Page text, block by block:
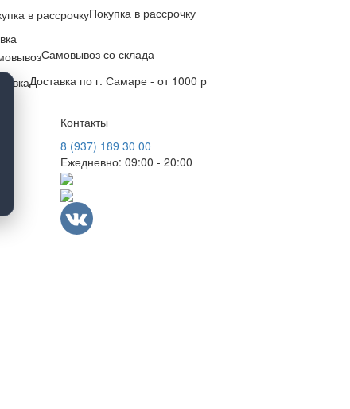
Покупка в рассрочку
Самовывоз со склада
Доставка по г. Самаре - от 1000 р
Контакты
8 (937) 189 30 00
Ежедневно: 09:00 - 20:00